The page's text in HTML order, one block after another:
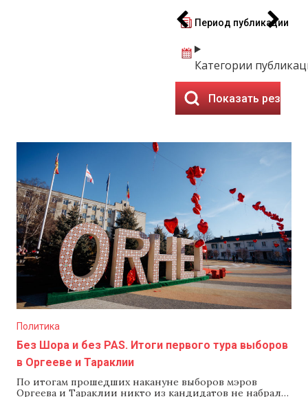
Период публикации
Категории
Показать
Политика
Без Шора и без PAS. Итоги первого тура выборов
в Оргееве и Тараклии
По итогам прошедших накануне выборов мэров
Оргеева и Тараклии никто из кандидатов не набрал